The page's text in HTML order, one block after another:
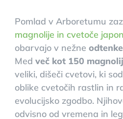
Pomlad v Arboretumu
magnolije in cvetoče
obarvajo v nežne
Med več kot 150
veliki, dišeči cvetovi, ki
oblike cvetočih rastlin in
evolucijsko zgodbo.
odvisno od vremena in